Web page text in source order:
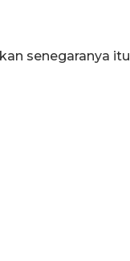
senegaranya itu